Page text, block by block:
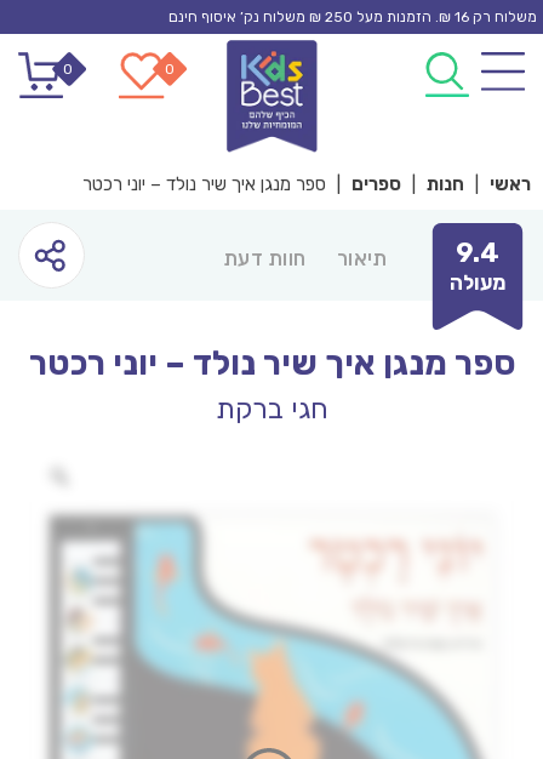
Skip
content
משלוח רק 16 ₪. הזמנות מעל 250 ₪ משלוח נק’ איסוף חינם
0
0
ראשי חנות ספרים ספר מנגן איך שיר נולד – יוני רכטר
9.4
מעולה
תיאור חוות דעת
ספר מנגן איך שיר נולד – יוני רכטר
חגי ברקת